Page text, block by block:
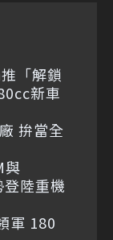
「解鎖
新車
拚當全
與
陸重機
軍 180